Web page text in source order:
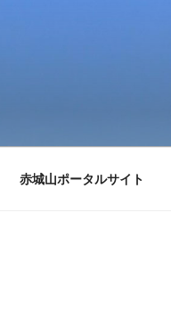
赤城山ポータルサイト